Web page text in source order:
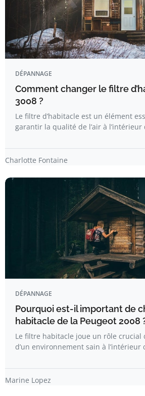
DÉPANNAGE
Comment changer le filtre
3008 ?
Le filtre d’habitacle est un élément
garantir la qualité de l’air à l’intérieur
Charlotte Fontaine
DÉPANNAGE
Pourquoi est-il important de
habitacle de la Peugeot 2008
Le filtre habitacle joue un rôle crucial
d’un environnement sain à l’intérieur
Marine Lopez